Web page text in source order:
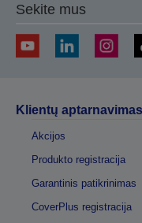
Sekite mus
Klientų aptarnavimas
Akcijos
Produkto registracija
Garantinis patikrinimas
CoverPlus registracija